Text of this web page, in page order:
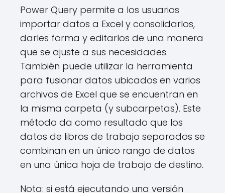
Power Query permite a los usuarios
importar datos a Excel y consolidarlos,
darles forma y editarlos de una manera
que se ajuste a sus necesidades.
También puede utilizar la herramienta
para fusionar datos ubicados en varios
archivos de Excel que se encuentran en
la misma carpeta (y subcarpetas). Este
método da como resultado que los
datos de libros de trabajo separados se
combinan en un único rango de datos
en una única hoja de trabajo de destino.
Nota: si está ejecutando una versión